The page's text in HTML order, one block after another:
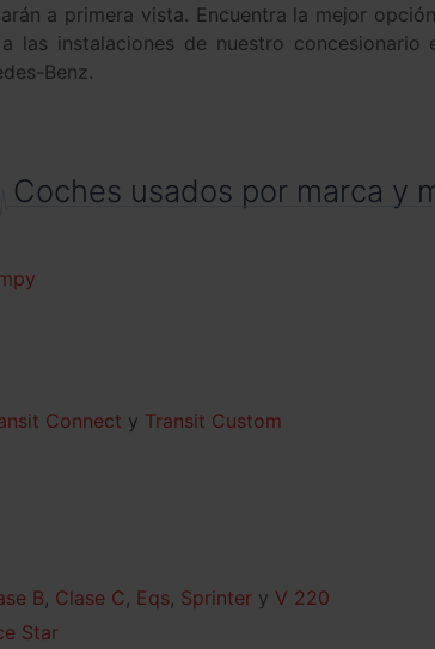
a primera vista. Encuentra la mejor
las instalaciones de nuestro
Benz.
Coches usados por marca y
Connect
Transit Custom
B Clase C Eqs Sprinter
V 220
Star